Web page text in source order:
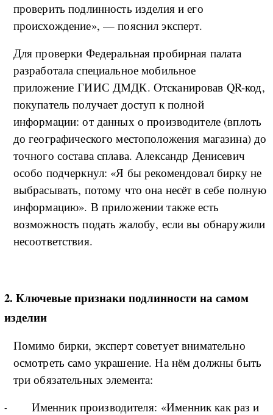
проверить подлинность изделия и его
происхождение», — пояснил эксперт.
Для проверки Федеральная пробирная палата
разработала специальное мобильное
приложение ГИИС ДМДК. Отсканировав QR-код,
покупатель получает доступ к полной
информации: от данных о производителе (вплоть
до географического местоположения магазина) до
точного состава сплава. Александр Денисевич
особо подчеркнул: «Я бы рекомендовал бирку не
выбрасывать, потому что она несёт в себе полную
информацию». В приложении также есть
возможность подать жалобу, если вы обнаружили
несоответствия.
2. Ключевые признаки подлинности на самом
изделии
Помимо бирки, эксперт советует внимательно
осмотреть само украшение. На нём должны быть
три обязательных элемента:
Именник производителя: «Именник как раз и